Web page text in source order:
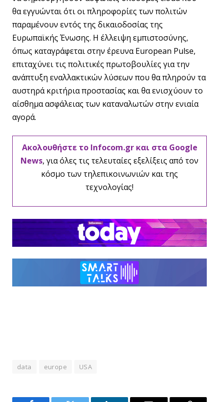
θα εγγυώνται ότι οι πληροφορίες των πολιτών
παραμένουν εντός της δικαιοδοσίας της
Ευρωπαϊκής Ένωσης. Η έλλειψη εμπιστοσύνης,
όπως καταγράφεται στην έρευνα European Pulse,
επιταχύνει τις πολιτικές πρωτοβουλίες για την
ανάπτυξη εναλλακτικών λύσεων που θα πληρούν τα
αυστηρά κριτήρια προστασίας και θα ενισχύουν το
αίσθημα ασφάλειας των καταναλωτών στην ενιαία
αγορά.
Ακολουθήστε το Infocom.gr και στα Google
News, για όλες τις τελευταίες εξελίξεις από τον
κόσμο των τηλεπικοινωνιών και της
τεχνολογίας!
data europe USA